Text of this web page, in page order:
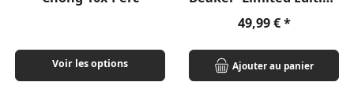
Voir les options
35 cm
Prix régulier :
49,99 €
Ajouter au panier